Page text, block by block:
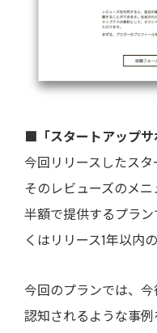
■「スタートアップ
今回リリースしたスタ
そのレビューズのメ
半額で提供するプラ
くはリリース1年以内
今回のプランでは、
認知されるような事